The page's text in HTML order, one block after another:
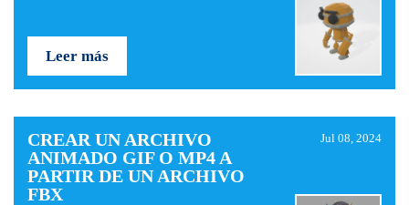
Leer más
CREAR UN ARCHIVO
ANIMADO GIF O MP4 A
PARTIR DE UN ARCHIVO
FBX
Jul 08, 2024